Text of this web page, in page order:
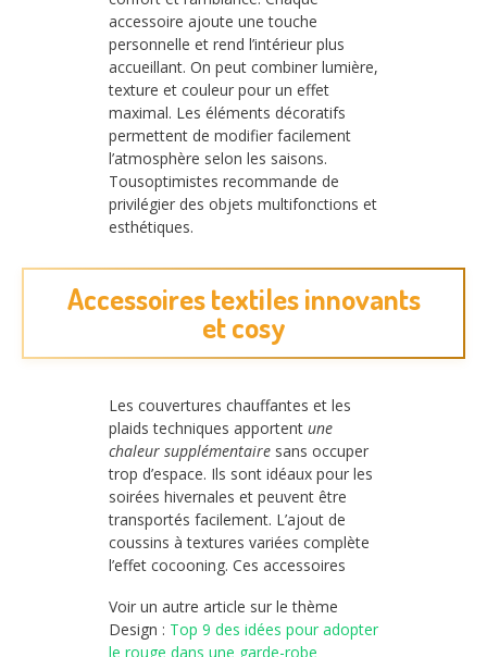
accessoire ajoute une touche
personnelle et rend l’intérieur plus
accueillant. On peut combiner lumière,
texture et couleur pour un effet
maximal. Les éléments décoratifs
permettent de modifier facilement
l’atmosphère selon les saisons.
Tousoptimistes recommande de
privilégier des objets multifonctions et
esthétiques.
Accessoires textiles innovants
et cosy
Les couvertures chauffantes et les
plaids techniques apportent une
chaleur supplémentaire sans occuper
trop d’espace. Ils sont idéaux pour les
soirées hivernales et peuvent être
transportés facilement. L’ajout de
coussins à textures variées complète
l’effet cocooning. Ces accessoires
Voir un autre article sur le thème
Design : Top 9 des idées pour adopter
le rouge dans une garde-robe